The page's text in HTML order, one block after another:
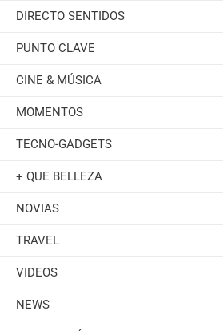
DIRECTO SENTIDOS
PUNTO CLAVE
CINE & MÚSICA
MOMENTOS
TECNO-GADGETS
+ QUE BELLEZA
NOVIAS
TRAVEL
VIDEOS
NEWS